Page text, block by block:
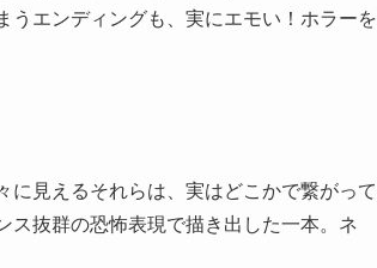
エンディングも、実にエモい！ホラーを
見えるそれらは、実はどこかで繋がって
抜群の恐怖表現で描き出した一本。ネ